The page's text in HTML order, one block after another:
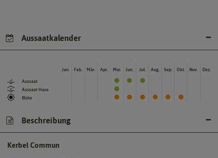
Aussaatkalender
Aussaat
Aussaat Haus
Blüte
Jan. Feb. Mär. Apr. Mai Jun. Jul. Aug. Sep. Okt. Nov. Dez.
Beschreibung
Kerbel Commun